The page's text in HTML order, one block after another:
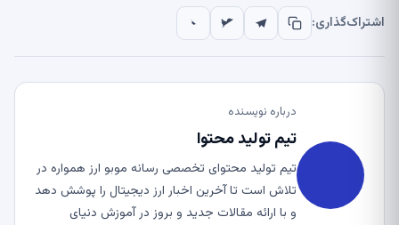
اشتراک‌گذاری:
درباره نویسنده
تیم تولید محتوا
تیم تولید محتوای تخصصی رسانه موبو ارز همواره در
تلاش است تا آخرین اخبار ارز دیجیتال را پوشش دهد
و با ارائه مقالات جدید و بروز در آموزش دنیای